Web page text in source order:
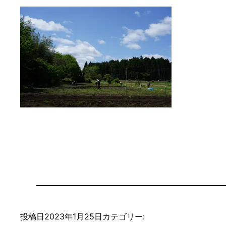
投稿日2023年1月25日 カテゴリー: